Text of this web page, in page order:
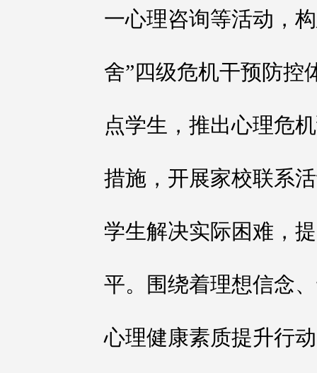
一心理咨询等活动，
舍”四级危机干预防控
点学生，推出心理危
措施，开展家校联系
学生解决实际困难，
平。围绕着理想信念
心理健康素质提升行